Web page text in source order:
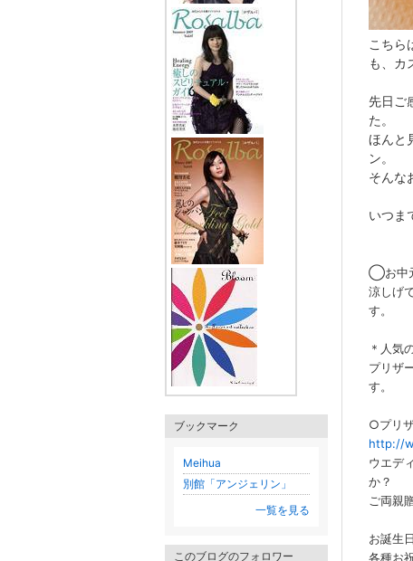
こちら
も、カ
先日ご
た。
ほんと
ン。
そんな
いつま
◯お中
涼しげ
す。
＊人気
プリザ
す。
○プリ
http://
ウエデ
か？
ご両親
お誕生
各種お
ブックマーク
Meihua
別館「アンジェリン」
一覧を見る
このブログのフォロワー